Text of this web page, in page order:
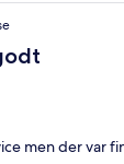
men der var